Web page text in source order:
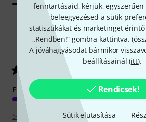
fenntartásaid, kérjük, egyszerűen
beleegyezésed a sütik
statisztikákat és marketinget
„Rendben!” gombra kattintva. (
A jóváhagyásodat bármikor
beállításainál (itt).
Rendicsek!
Sütik elutasítása
6Ügyfelek
FELÉPÍTÉS
Értékelési irányelvek